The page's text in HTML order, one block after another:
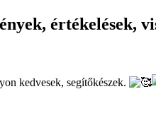
értékelések,
kedvesek, segítőkészek.